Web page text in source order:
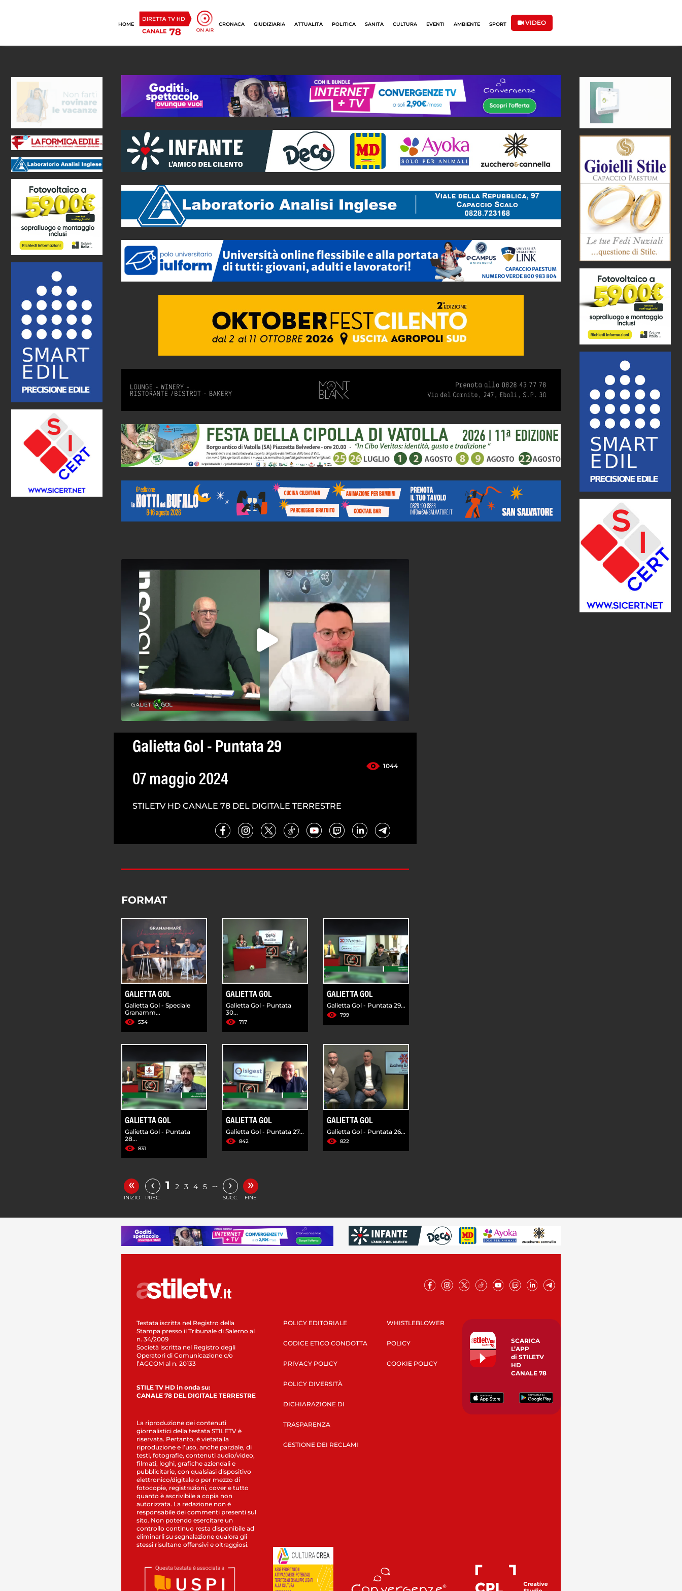
HOME CRONACA GIUDIZIARIA ATTUALITÀ POLITICA SANITÀ CULTURA EVENTI AMBIENTE SPORT VIDEO
Galietta Gol - Puntata 29
1044
07 maggio 2024
STILETV HD CANALE 78 DEL DIGITALE TERRESTRE
FORMAT
GALIETTA GOL
Galietta Gol - Speciale
Granamm...
534
GALIETTA GOL
Galietta Gol - Puntata
30...
717
GALIETTA GOL
Galietta Gol - Puntata 29...
799
GALIETTA GOL
Galietta Gol - Puntata
28...
831
GALIETTA GOL
Galietta Gol - Puntata 27...
842
GALIETTA GOL
Galietta Gol - Puntata 26...
822
«
INIZIO
‹
PREC.
1 2 3 4 5 … ›
SUCC.
»
FINE
Testata iscritta nel Registro della
Stampa presso il Tribunale di Salerno al
n. 34/2009
Società iscritta nel Registro degli
Operatori di Comunicazione c/o
l’AGCOM al n. 20133
STILE TV HD in onda su:
CANALE 78 DEL DIGITALE TERRESTRE
La riproduzione dei contenuti
giornalistici della testata STILETV è
riservata. Pertanto, è vietata la
riproduzione e l’uso, anche parziale, di
testi, fotografie, contenuti audio/video,
filmati, loghi, grafiche aziendali e
pubblicitarie, con qualsiasi dispositivo
elettronico/digitale o per mezzo di
fotocopie, registrazioni, cover e tutto
quanto è ascrivibile a copia non
autorizzata. La redazione non è
responsabile dei commenti presenti sul
sito. Non potendo esercitare un
controllo continuo resta disponibile ad
eliminarli su segnalazione qualora gli
stessi risultano offensivi e oltraggiosi.
POLICY EDITORIALE
CODICE ETICO CONDOTTA
PRIVACY POLICY
POLICY DIVERSITÀ
DICHIARAZIONE DI
TRASPARENZA
GESTIONE DEI RECLAMI
WHISTLEBLOWER
POLICY
COOKIE POLICY
SCARICA
L’APP
di STILETV
HD
CANALE 78